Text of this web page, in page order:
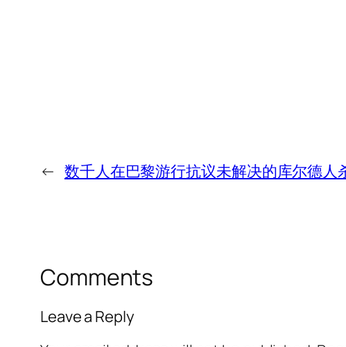
← 数千人在巴黎游行抗议未解决的库尔德人
Comments
Leave a Reply